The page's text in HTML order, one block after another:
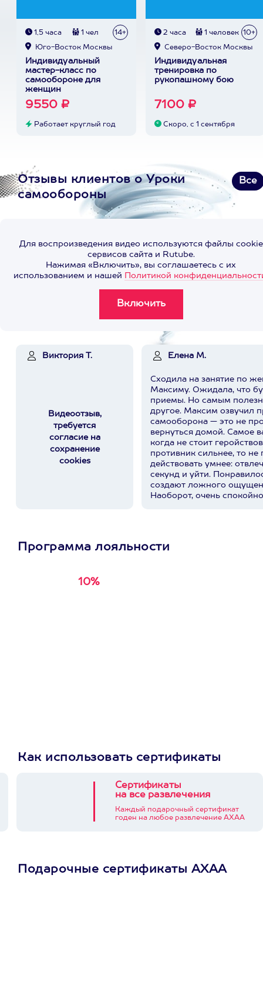
1,5 часа 1 чел 14+
Юго-Восток Москвы
Индивидуальный
мастер-класс по
самообороне для
женщин
9550 ₽
Работает круглый год
2 часа 1 человек 10+
Северо-Восток Москвы
Индивидуальная
тренировка по
рукопашному бою
7100 ₽
Скоро, с 1 сентября
Отзывы клиентов о Уроки
самообороны
Все
Для воспроизведения видео используются файлы cookie
сервисов сайта и Rutube.
Нажимая «Включить», вы соглашаетесь с их
использованием и нашей Политикой
Виктория Т.
Видеоотзыв,
требуется
согласие на
сохранение
cookies
Елена М.
Сходила на занятие по
Максиму. Ожидала, что
приемы. Но самым
другое. Максим озвучил простую мысль:
самооборона — это не
вернуться домой. Самое важное — вовремя понять,
когда не стоит
противник сильнее, то не
действовать умнее:
секунд и уйти.
создают ложного
Наоборот, очень
располагающий к себе
Программа лояльности
10%
Как использовать сертификаты
Сертификаты
на все развлечения
Каждый подарочный сертификат
годен на любое развлечение АХАА
Подарочные сертификаты АХАА